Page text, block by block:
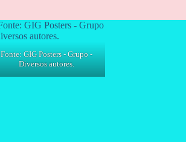
Fonte: GIG Posters - Grupo -
Diversos autores.